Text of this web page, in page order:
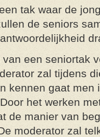
tak waar de
de seniors
een seniortak
zal tijdens
kennen gaat men
het werken
de manier van
moderator zal